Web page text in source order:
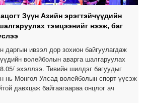
Зүүн Азийн эрэгтэйчүүдийн
тэмцээнийг нээж, баг
ивээл дор зохион байгуулагдаж
волейболын аварга шалгаруулах
эхэллээ. Тивийн шилдэг багуудыг
нь Монгол Улсад волейболын спорт үүсэж
давхцаж байгаагаараа онцлог ач